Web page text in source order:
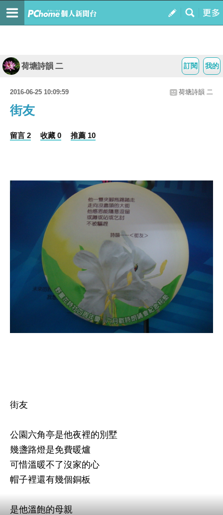
我的
訂閱
荷塘詩韻 二
2016-06-25 10:09:59 荷塘詩韻 二
街友
留言 2 收藏 0 推薦 10
街友
公園六角亭是他夜裡的別墅
幾盞路燈是免費暖爐
可惜溫暖不了沒家的心
帽子裡還有幾個銅板
是他溫飽的母親